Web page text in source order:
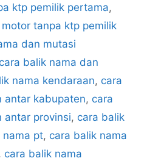
ktp pemilik pertama,
tanpa ktp pemilik
dan mutasi
cara balik nama dan
nama kendaraan, cara
antar kabupaten, cara
antar provinsi, cara balik
nama pt, cara balik nama
, cara balik nama